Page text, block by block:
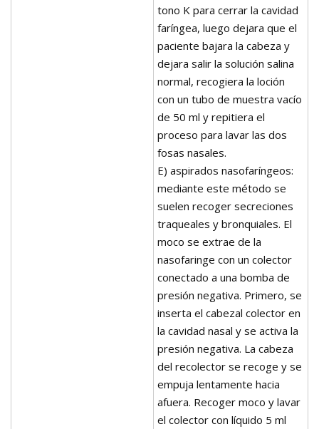
tono K para cerrar la cavidad
faríngea, luego dejara que el
paciente bajara la cabeza y
dejara salir la solución salina
normal, recogiera la loción
con un tubo de muestra vacío
de 50 ml y repitiera el
proceso para lavar las dos
fosas nasales.
E) aspirados nasofaríngeos:
mediante este método se
suelen recoger secreciones
traqueales y bronquiales. El
moco se extrae de la
nasofaringe con un colector
conectado a una bomba de
presión negativa. Primero, se
inserta el cabezal colector en
la cavidad nasal y se activa la
presión negativa. La cabeza
del recolector se recoge y se
empuja lentamente hacia
afuera. Recoger moco y lavar
el colector con líquido 5 ml